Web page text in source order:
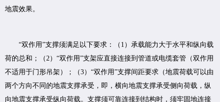
地震效果。
“双作用”支撑须满足以下要求：（1）承载能力大于水平和纵向载
荷的总和；（2）“双作用”支架应直接连接到管道或电缆套管（双作用
不适用于门形吊架）；（3）“双作用”支撑间距要求（地震荷载可以由
两个方向不同的地震支撑承受，即，横向地震支撑承受侧向荷载，纵
向地震支撑承受纵向荷载。支撑须可靠连接到结构时，须牢固地连接